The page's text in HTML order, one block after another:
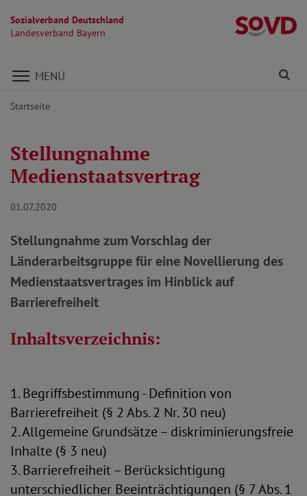
Sozialverband Deutschland
Landesverband Bayern
Direkt zu den Inhalten springen
MENÜ
Startseite
Stellungnahme
Medienstaatsvertrag
01.07.2020
Stellungnahme zum Vorschlag der
Länderarbeitsgruppe für eine Novellierung des
Medienstaatsvertrages im Hinblick auf
Barrierefreiheit
Inhaltsverzeichnis:
1. Begriffsbestimmung - Definition von
Barrierefreiheit (§ 2 Abs. 2 Nr. 30 neu)
2. Allgemeine Grundsätze – diskriminierungsfreie
Inhalte (§ 3 neu)
3. Barrierefreiheit – Berücksichtigung
unterschiedlicher Beeinträchtigungen (§ 7 Abs. 1